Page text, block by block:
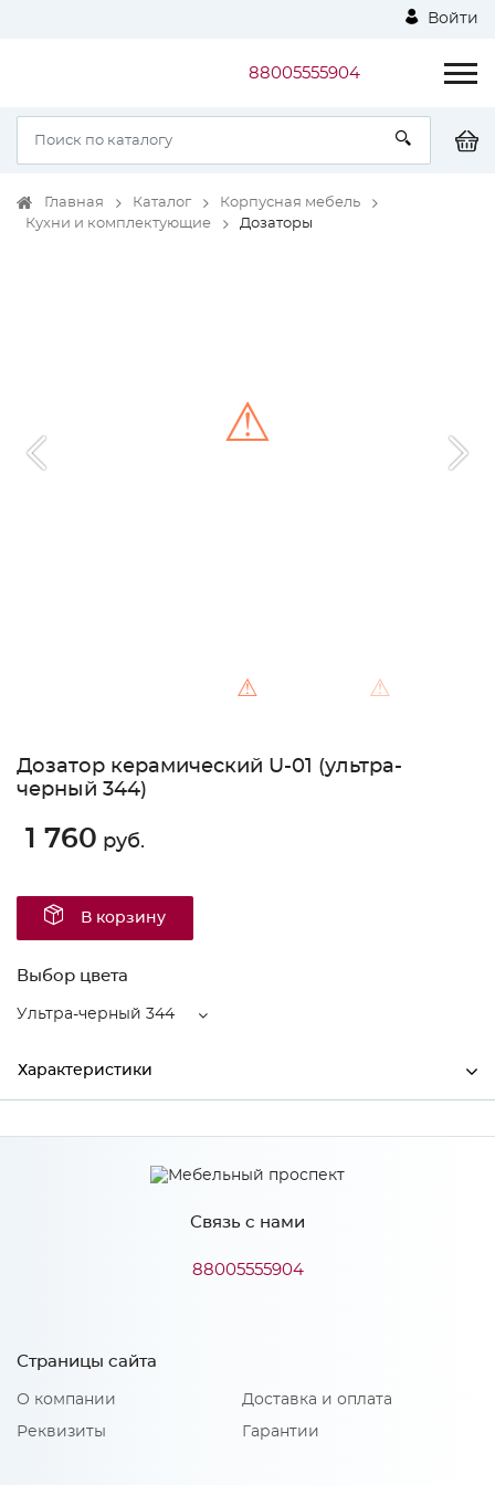
Войти
88005555904
Главная Каталог
Корпусная мебель
Кухни и комплектующие
Дозаторы
⚠ ⚠
⚠
Дозатор керамический U-01 (ультра-
черный 344)
1 760 руб.
В корзину
Выбор цвета
Ультра-черный 344
Характеристики
Ширина 110
62
Торговый дом "Улгран"
Ультра-черный 344
Особенности
Связь с нами
88005555904
Страницы сайта
О компании
Реквизиты
Доставка и оплата
Гарантии